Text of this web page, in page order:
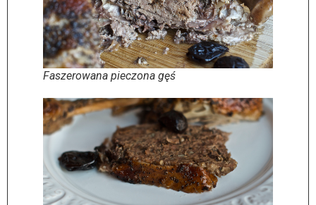
Faszerowana pieczona gęś